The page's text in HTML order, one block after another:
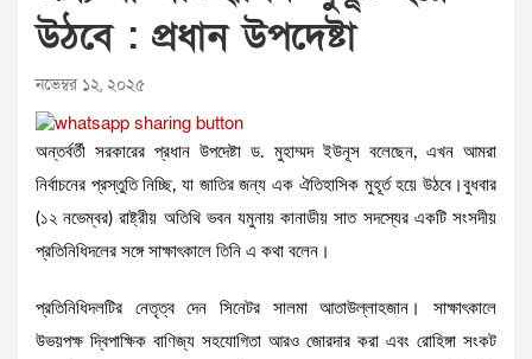
উঠবে : প্রধান উপদেষ্টা
নভেম্বর ১২, ২০২৫
অন্তর্বর্তী সরকারের প্রধান উপদেষ্টা ড. মুহাম্মদ ইউনূস বলেছেন, এখন আমরা
নির্বাচনের প্রস্তুতি নিচ্ছি, যা জাতির জন্য এক ঐতিহাসিক মুহূর্ত হয়ে উঠবে।বুধবার
(১২ নভেম্বর) রাষ্ট্রীয় অতিথি ভবন যমুনায় কানাডীয় সাত সদস্যের একটি সংসদীয়
প্রতিনিধিদলের সঙ্গে সাক্ষাৎকালে তিনি এ কথা বলেন।
প্রতিনিধিদলটির নেতৃত্ব দেন সিনেটর সালমা আতাউল্লাহজান। সাক্ষাৎকালে
উভয়পক্ষ দ্বিপাক্ষিক বাণিজ্য সহযোগিতা আরও জোরদার করা এবং রোহিঙ্গা সংকট